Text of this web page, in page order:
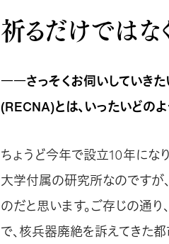
祈るだけではな
――さっそくお伺いしていきた
(RECNA)とは、いったいどの
ちょうど今年で設立10年にな
大学付属の研究所なのですが
のだと思います。ご存じの通
で、核兵器廃絶を訴えてきた